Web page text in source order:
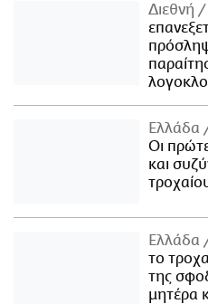
Διεθνή
Ελλάδα
Οι
και
Ελλάδα
το
της
μητέρα